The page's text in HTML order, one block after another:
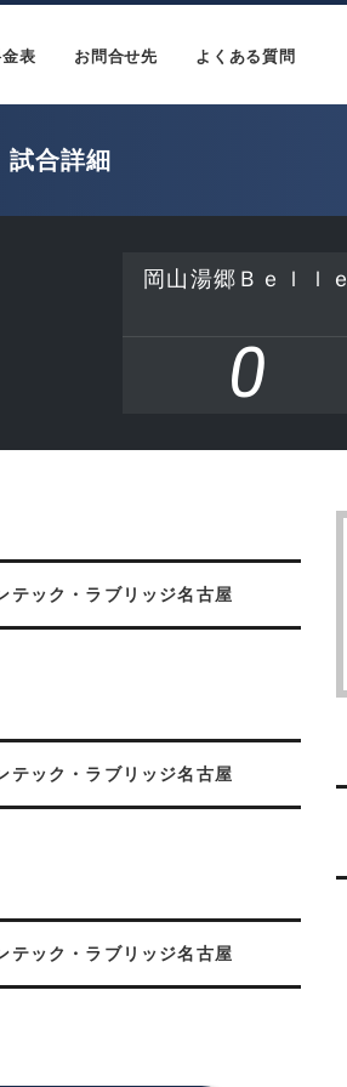
表 お問合せ先 よくある質問
試合詳細
岡山湯郷Ｂｅｌｌｅ
0
テック・ラブリッジ名古屋
テック・ラブリッジ名古屋
テック・ラブリッジ名古屋